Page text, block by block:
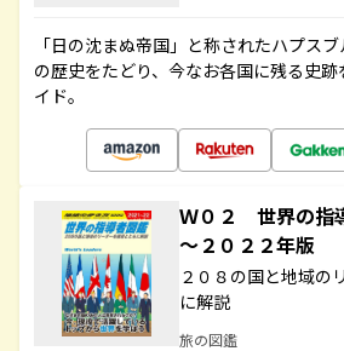
「日の沈まぬ帝国」と称されたハプス
の歴史をたどり、今なお各国に残る史
イド。
Ｗ０２ 世界の指
～２０２２年版
２０８の国と地域の
に解説
旅の図鑑